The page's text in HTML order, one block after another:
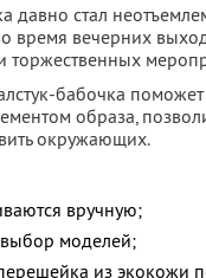
давно стал
время вечерних
торжественных
бабочка
образа,
окружающих.
вручную;
моделей;
из экокожи